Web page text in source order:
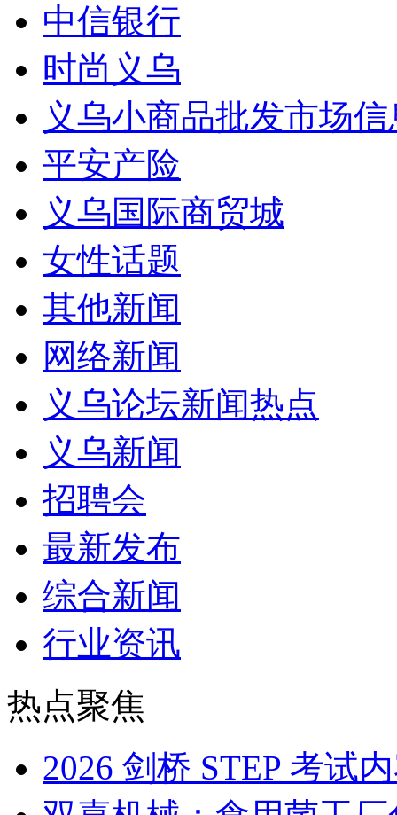
中信银行
时尚义乌
义乌小商品批发市场
平安产险
义乌国际商贸城
女性话题
其他新闻
网络新闻
义乌论坛新闻热点
义乌新闻
招聘会
最新发布
综合新闻
行业资讯
热点聚焦
2026 剑桥 STEP 考试